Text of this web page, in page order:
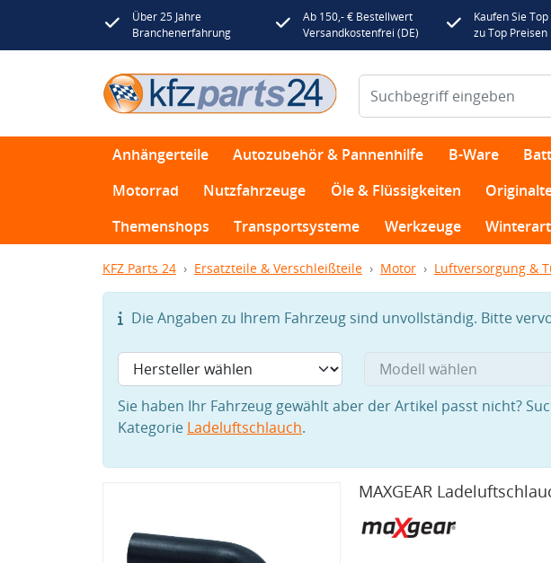
Über 25 Jahre
Branchenerfahrung
Ab 150,- € Bestellwert
Versandkostenfrei (DE)
Kaufen Sie
zu Top Preisen
Anhängerteile Autozubehör & Pannenhilfe B-Ware
Motorrad
Nutzfahrzeuge Öle & Flüssigkeiten
Themenshops
Transportsysteme Werkzeuge
KFZ Parts 24 Ersatzteile & Verschleißteile Motor Luftversorgung &
Die Angaben zu Ihrem Fahrzeug sind unvollständig. Bitte
Sie haben Ihr Fahrzeug gewählt aber der Artikel passt nicht?
Kategorie Ladeluftschlauch.
MAXGEAR